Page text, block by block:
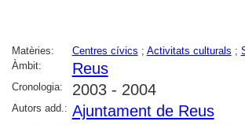
Matèries: Centres cívics ; Activitats culturals ;
Àmbit:
Reus
Cronologia: 2003 - 2004
Autors add.: Ajuntament de Reus